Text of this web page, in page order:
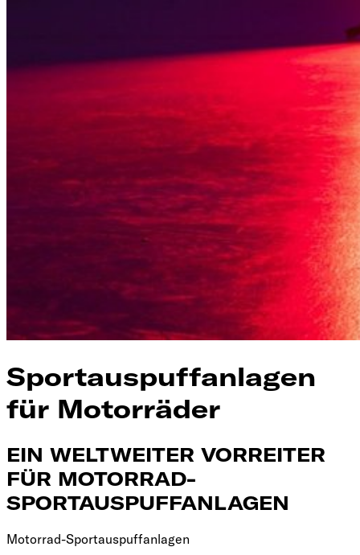
Sportauspuffanlagen
für Motorräder
EIN WELTWEITER VORREITER
FÜR MOTORRAD-
SPORTAUSPUFFANLAGEN
Motorrad-Sportauspuffanlagen